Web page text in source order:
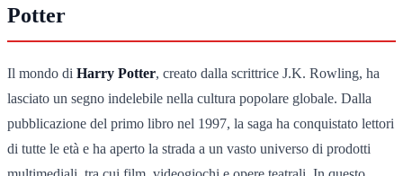
Potter
Il mondo di Harry Potter, creato dalla scrittrice J.K. Rowling, ha
lasciato un segno indelebile nella cultura popolare globale. Dalla
pubblicazione del primo libro nel 1997, la saga ha conquistato lettori
di tutte le età e ha aperto la strada a un vasto universo di prodotti